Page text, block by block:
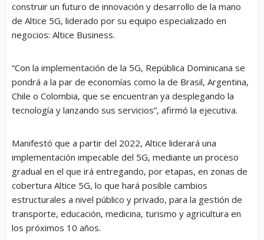
construir un futuro de innovación y desarrollo de la mano
de Altice 5G, liderado por su equipo especializado en
negocios: Altice Business.
“Con la implementación de la 5G, República Dominicana se
pondrá a la par de economías como la de Brasil, Argentina,
Chile o Colombia, que se encuentran ya desplegando la
tecnología y lanzando sus servicios”, afirmó la ejecutiva.
Manifestó que a partir del 2022, Altice liderará una
implementación impecable del 5G, mediante un proceso
gradual en el que irá entregando, por etapas, en zonas de
cobertura Altice 5G, lo que hará posible cambios
estructurales a nivel público y privado, para la gestión de
transporte, educación, medicina, turismo y agricultura en
los próximos 10 años.